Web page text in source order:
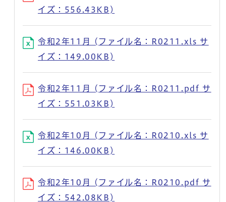
イズ：556.43KB)
令和2年11月 (ファイル名：R0211.xls サ
イズ：149.00KB)
令和2年11月 (ファイル名：R0211.pdf サ
イズ：551.03KB)
令和2年10月 (ファイル名：R0210.xls サ
イズ：146.00KB)
令和2年10月 (ファイル名：R0210.pdf サ
イズ：542.08KB)